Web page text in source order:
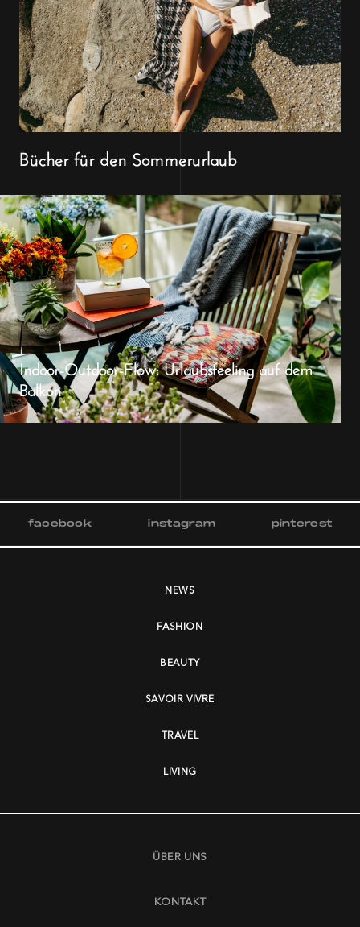
Bücher für den Sommerurlaub
Indoor-Outdoor-Flow: Urlaubsfeeling auf dem
Balkon
facebook instagram pinterest
NEWS
FASHION
BEAUTY
SAVOIR VIVRE
TRAVEL
LIVING
ÜBER UNS
KONTAKT